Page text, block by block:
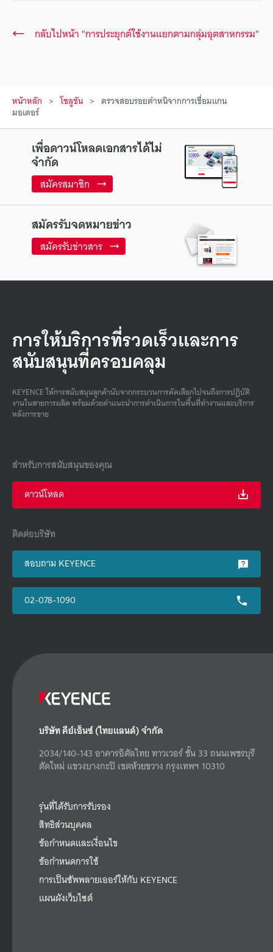
กลับไปหน้า "การประยุกต์ใช้งานแยกตามกลุ่มอุตสาหกรรม"
หน้าหลัก โซลูชัน ตรวจสอบรอยตำหนิจากการเชื่อมแกน
มอเตอร์
เพื่อดาวน์โหลดเอกสารได้ไม่
จำกัด
สมัครสมาชิก
สมัครรับจดหมายข่าว
สมัครรับข่าวสาร
การให้บริการที่รวดเร็วและการ
สนับสนุนที่ครอบคลุม
KEYENCE ให้การสนับสนุนลูกค้านับจากกระบวนการคัดเลือกไปจนถึงการปฏิบัติ
งานในสายการผลิต พร้อมด้วยคําแนะนําการดําเนินการในพื้นที่ทํางานและบริการ
หลังการขาย
สำหรับการสนับสนุนของคุณ
ดาวน์โหลด
ติดต่อบริษัท
สอบถาม KEYENCE
02-078-1090
บริษัท คีย์เอ็นซ์ (ไทยแลนด์) จำกัด
2034/140-143 อาคารอิตัลไทย ทาวเวอร์ ชั้น 33 ถนนเพชรบุรี
ตัดใหม่ แขวงบางกะปิ เขตห้วยขวาง กรุงเทพฯ 10310
รุ่นที่ได้รับการรับรอง
สิทธิส่วนบุคคล
ข้อกำหนดและเงื่อนไข
ข้อกำหนดการใช้
การเป็นซัพพลายเออร์ให้กับ KEYENCE
แผนผังเว็บไซต์